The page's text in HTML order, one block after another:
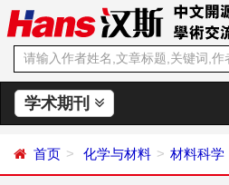
学术期刊
首页 化学与材料 材料科学